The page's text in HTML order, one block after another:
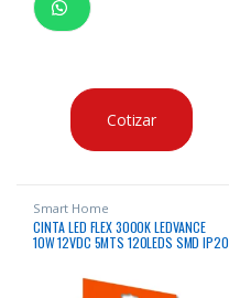
Cotizar
Smart Home
CINTA LED FLEX 3000K LEDVANCE
10W 12VDC 5MTS 120LEDS SMD IP20